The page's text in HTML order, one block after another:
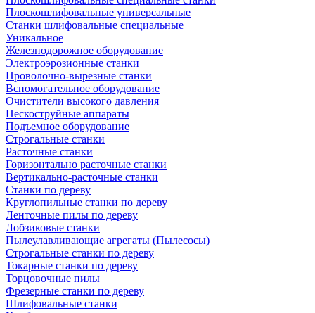
Плоскошлифовальные универсальные
Станки шлифовальные специальные
Уникальное
Железнодорожное оборудование
Электроэрозионные станки
Проволочно-вырезные станки
Вспомогательное оборудование
Очистители высокого давления
Пескоструйные аппараты
Подъемное оборудование
Строгальные станки
Расточные станки
Горизонтально расточные станки
Вертикально-расточные станки
Станки по дереву
Круглопильные станки по дереву
Ленточные пилы по дереву
Лобзиковые станки
Пылеулавливающие агрегаты (Пылесосы)
Строгальные станки по дереву
Токарные станки по дереву
Торцовочные пилы
Фрезерные станки по дереву
Шлифовальные станки